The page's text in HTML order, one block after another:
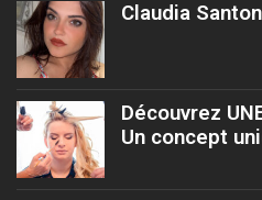
Claudia
Découvrez
Un concept